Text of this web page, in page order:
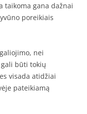
taikoma gana dažnai
poreikiais
nei
gali būti tokių
visada atidžiai
pateikiamą